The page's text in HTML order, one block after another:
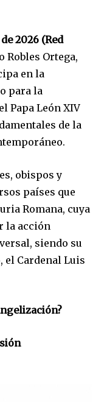
2026 (Red
Robles Ortega,
en la
para la
Papa León XIV
de la
obispos y
países que
Romana, cuya
la acción
siendo su
el Cardenal Luis